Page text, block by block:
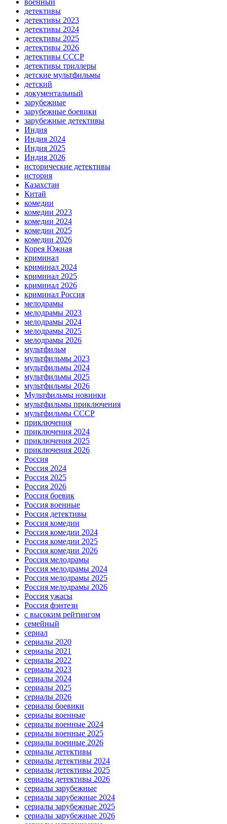
военный
детективы
детективы 2023
детективы 2024
детективы 2025
детективы 2026
детективы СССР
детективы триллеры
детские мультфильмы
детский
документальный
зарубежные
зарубежные боевики
зарубежные детективы
Индия
Индия 2024
Индия 2025
Индия 2026
исторические детективы
история
Казахстан
Китай
комедии
комедии 2023
комедии 2024
комедии 2025
комедии 2026
Корея Южная
криминал
криминал 2024
криминал 2025
криминал 2026
криминал Россия
мелодрамы
мелодрамы 2023
мелодрамы 2024
мелодрамы 2025
мелодрамы 2026
мультфильм
мультфильмы 2023
мультфильмы 2024
мультфильмы 2025
мультфильмы 2026
Мультфильмы новинки
мультфильмы приключения
мультфильмы СССР
приключения
приключения 2024
приключения 2025
приключения 2026
Россия
Россия 2024
Россия 2025
Россия 2026
Россия боевик
Россия военные
Россия детективы
Россия комедии
Россия комедии 2024
Россия комедии 2025
Россия комедии 2026
Россия мелодрамы
Россия мелодрамы 2024
Россия мелодрамы 2025
Россия мелодрамы 2026
Россия ужасы
Россия фэнтези
с высоким рейтингом
семейный
сериал
сериалы 2020
сериалы 2021
сериалы 2022
сериалы 2023
сериалы 2024
сериалы 2025
сериалы 2026
сериалы боевики
сериалы военные
сериалы военные 2024
сериалы военные 2025
сериалы военные 2026
сериалы детективы
сериалы детективы 2024
сериалы детективы 2025
сериалы детективы 2026
сериалы зарубежные
сериалы зарубежные 2024
сериалы зарубежные 2025
сериалы зарубежные 2026